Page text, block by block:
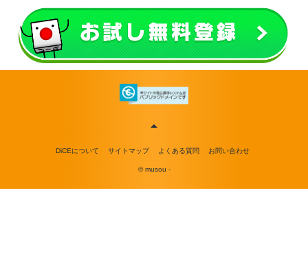
DiCEについて サイトマップ よくある質問 お問い合わせ
© musou -